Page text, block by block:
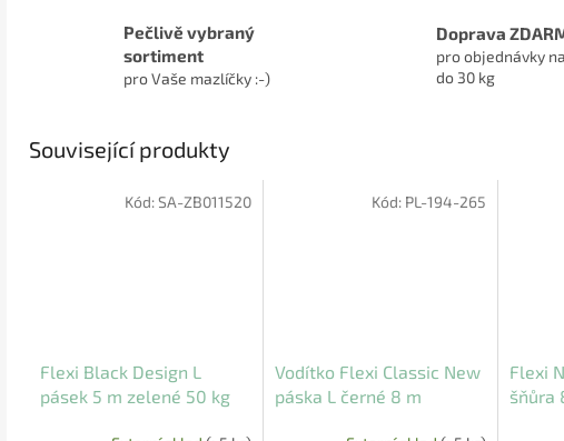
Pečlivě vybraný
sortiment
pro Vaše mazlíčky :-)
Doprava
pro objednávky
do 30 kg
Související produkty
Flexi Black Design L
pásek 5 m zelené 50 kg
Kód:SA-ZB011520
Vodítko Flexi Classic New
páska L černé 8 m
Kód: PL-194-265
Flexi
šňůra